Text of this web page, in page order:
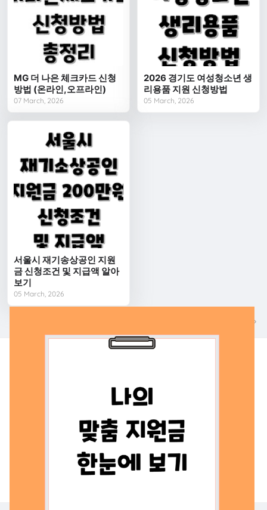
MG 더 나은 체크카드 신청
방법 (온라인,오프라인)
07 March, 2026
2026 경기도 여성청소년 생
리용품 지원 신청방법
05 March, 2026
서울시 재기송상공인 지원
금 신청조건 및 지급액 알아
보기
05 March, 2026